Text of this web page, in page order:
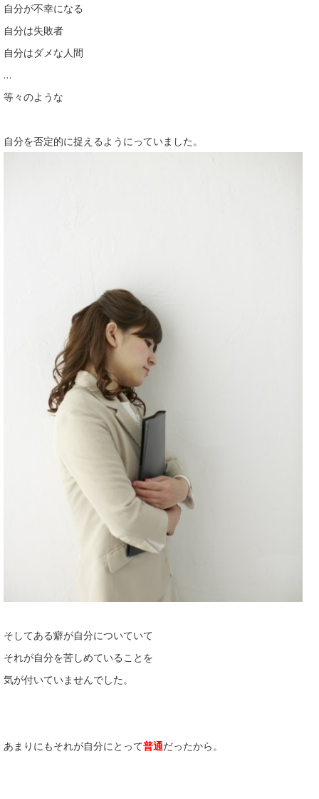
自分が不幸になる
自分は失敗者
自分はダメな人間
…
等々のような
自分を否定的に捉えるようにっていました。
そしてある癖が自分についていて
それが自分を苦しめていることを
気が付いていませんでした。
あまりにもそれが自分にとって普通だったから。